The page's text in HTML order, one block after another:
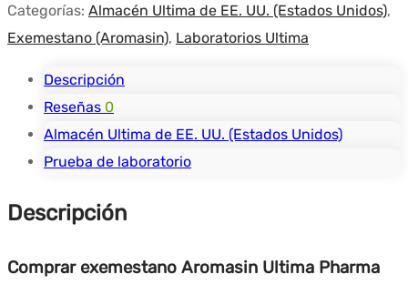
Categorías: Almacén Ultima de EE. UU. (Estados Unidos),
Exemestano (Aromasin), Laboratorios Ultima
Descripción
Reseñas 0
Almacén Ultima de EE. UU. (Estados Unidos)
Prueba de laboratorio
Descripción
Comprar exemestano Aromasin Ultima Pharma